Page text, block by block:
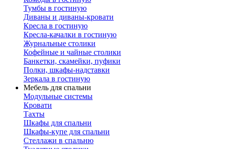
Тумбы в гостиную
Диваны и диваны-кровати
Кресла в гостиную
Кресла-качалки в гостиную
Журнальные столики
Кофейные и чайные столики
Банкетки, скамейки, пуфики
Полки, шкафы-надставки
Зеркала в гостиную
Мебель для спальни
Модульные системы
Кровати
Тахты
Шкафы для спальни
Шкафы-купе для спальни
Стеллажи в спальню